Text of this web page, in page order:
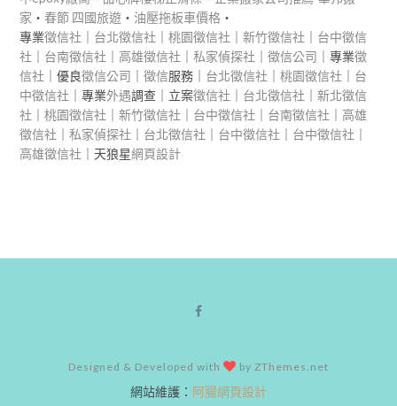
家 ‧春節 四國旅遊 ‧ 油壓拖板車價格 ‧
專業徵信社 台北徵信社 ｜桃園徵信社 ｜新竹徵信社
台中徵信
社
台南徵信社 高雄徵信社 ｜私家偵探社 ｜徵信公司 ｜專業徵
信社 ｜優良徵信公司 ｜徵信服務｜ 台北徵信社 ｜桃園徵信社
台
中徵信社 ｜專業外遇調查｜立案徵信社 台北徵信社 ｜新北徵信
社 ｜桃園徵信社 ｜新竹徵信社 台中徵信社 台南徵信社
高雄
徵信社 ｜私家偵探社 台北徵信社 台中徵信社 台中徵信社
高雄徵信社 ｜天狼星網頁設計
Designed & Developed with by ZThemes.net
網站維護： 阿腸網頁設計